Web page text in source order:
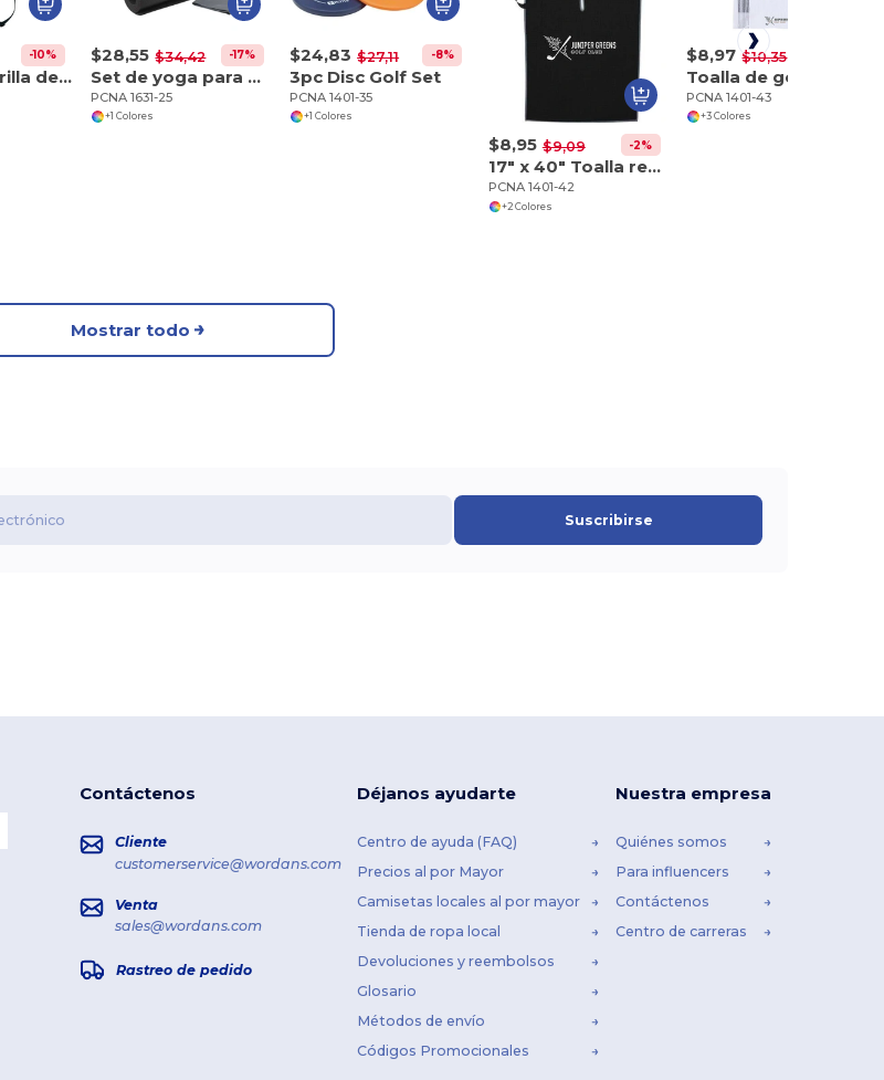
-10%
(3 mm) Esterilla de yoga
$28,55 $34,42 -17%
Set de yoga para principiantes 3 piezas
PCNA 1631-25
+1 Colores
$24,83 $27,11 -8%
3pc Disc Golf Set
PCNA 1401-35
+1 Colores
$8,95 $9,09 -2%
17" x 40" Toalla reciclada Slip-Over Player
PCNA 1401-42
+2 Colores
$8,97 $10,35
PCNA 1401-43
+3 Colores
Mostrar todo
Suscribirse
Contáctenos
Cliente
customerservice@wordans.com
Venta
sales@wordans.com
Rastreo de pedido
Déjanos ayudarte
Centro de ayuda (FAQ)
Precios al por Mayor
Camisetas locales al por mayor
Tienda de ropa local
Devoluciones y reembolsos
Glosario
Métodos de envío
Códigos Promocionales
Nuestra empresa
Quiénes somos
Para influencers
Contáctenos
Centro de carreras